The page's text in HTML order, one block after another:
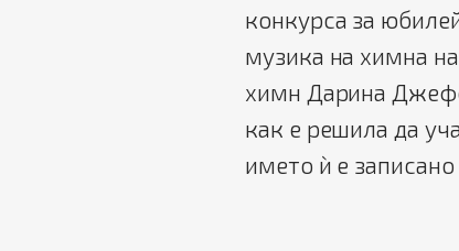
конкурса за
музика на химна
химн Дарина
как е решила да
името ѝ е